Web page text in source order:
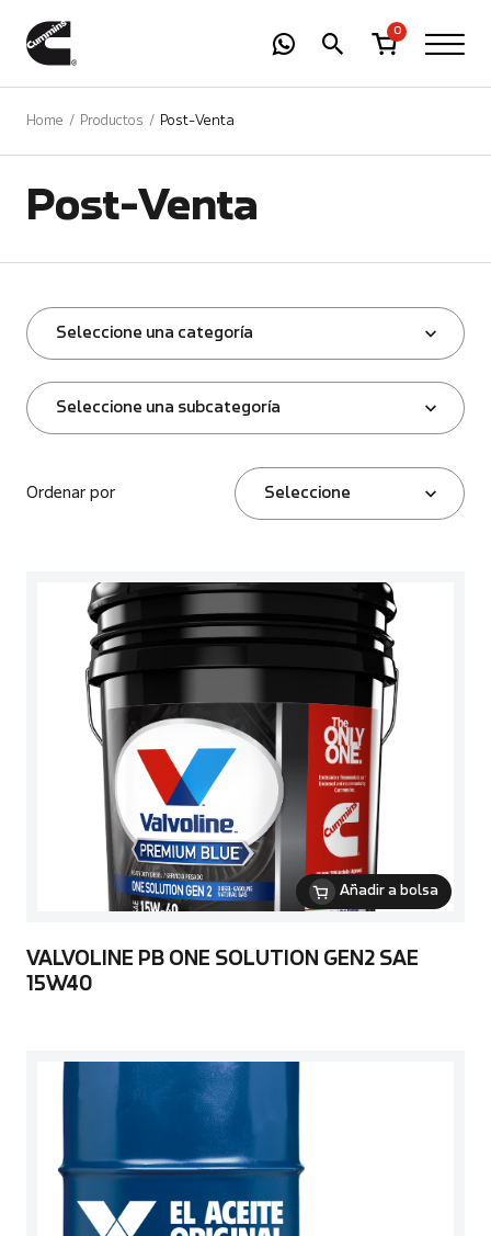
0
Home Productos Post-Venta
Post-Venta
Seleccione una categoría
Seleccione una subcategoría
Ordenar por Seleccione
Añadir a bolsa
VALVOLINE PB ONE SOLUTION GEN2 SAE
15W40